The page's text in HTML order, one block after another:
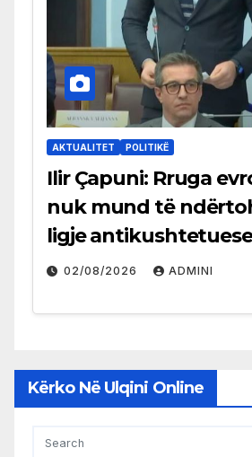
AKTUALITET POLITIKË
Ilir Çapuni: Rruga
nuk mund të
ligje antikushtetuese
02/08/2026 ADMINI
Kërko Në Ulqini Online